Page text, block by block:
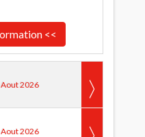
<<
Aout 2026
Aout 2026